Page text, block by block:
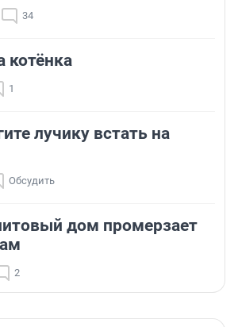
34
котёнка
1
лучику встать на
Обсудить
дом промерзает
2